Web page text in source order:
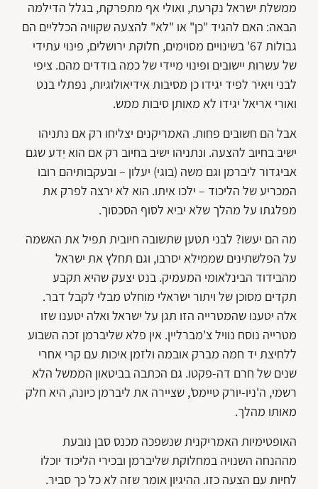
ממשלת ישראל נקרעת, ואולי אף מתפרקת, בגלל הדילמה
הבאה: האם להגיד "כן" או "לא" להצעה שקוויה הכלליים הם
גבולות 67' בשינויים מסוימים, חלוקת ירושלים, פינוי עתידי
של עשרות יישובים ופינוי מיידי של כמה בודדים מהם. ציפי
לבני ויאיר לפיד יגידו כן מסיבות אידיאולוגיות, נפתלי בנט
ואורי אריאל יגידו לא מאותן סיבות ממש.
אבל הם חשובים פחות. האמריקנים יצליחו רק אם נתניהו
ישיב בחיוב להצעה. ונתניהו ישיב בחיוב רק אם הוא יֵדע שגם
אביגדור ליברמן וגם משה (בוגי) יעלון – ובעקבותיהם רובו
המכריע של הליכוד – ילכו איתו. הוא לא ירצה לפרק את
מפלגתו על מהלך שלא יביא לסוף הסכסוך.
מה הם יעשו? לבני תטען שתשובה חיובית תפיל את האשמה
על הפלשתינים שממילא יסרבו, וגם תחלץ את ישראל
מהבידוד הבינלאומי המעמיק. בנט יצעק שהיא תקבע
תקדים מסוכן של ויתור ישראלי מוחלט מבלי לקבל דבר.
אלה יטענו שהמטרייה הזו תגן על ישראל ואלה יטענו שזו
מטרייה נוסח נוויל צ'מברליין. אין פלא שליברמן זכה השבוע
ללחיצת יד חמה מברק אובמה ולזמן איכות עם קרי אחרי
שנים של חרם דה-פקטו. גם הכתבה בביטאון הממשל הלא
רשמי, ה'ניו-יורק טיימס', שציירה את ליברמן כיונה, היא חלק
מאותו מהלך.
האופטימיות האמריקנית שנשפכה מכנס סבן נובעת
מההנחה השנויה במחלוקת שליברמן ובכירי הליכוד יוכלו
לחיות עם הצעה כזו. ההיגיון אומר שזה לא כל כך סביר.